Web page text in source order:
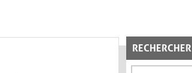
RECHERCHER